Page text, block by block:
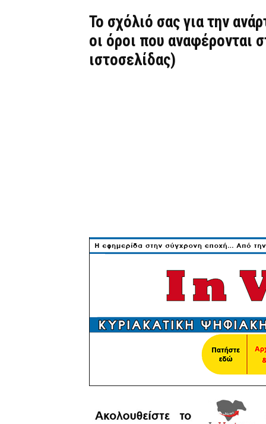
Το σχόλιό σας για την
οι όροι που αναφέρονται
ιστοσελίδας)